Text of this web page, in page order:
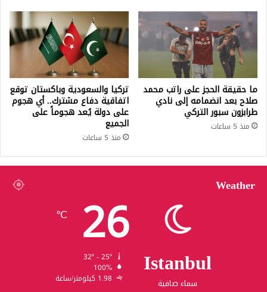
ما حقيقة الحجز على راتب محمد
صلاح بعد انضمامه إلى نادي
طرابزون سبور التركي
منذ 5 ساعات
تركيا والسعودية وباكستان توقع
اتفاقية دفاع مشترك.. أي هجوم
على دولة يُعد هجوماً على
الجميع
منذ 5 ساعات
Weather
Istanbul
سماء صافية
26
℃
100%
1.98 كيلومتر/ساعة